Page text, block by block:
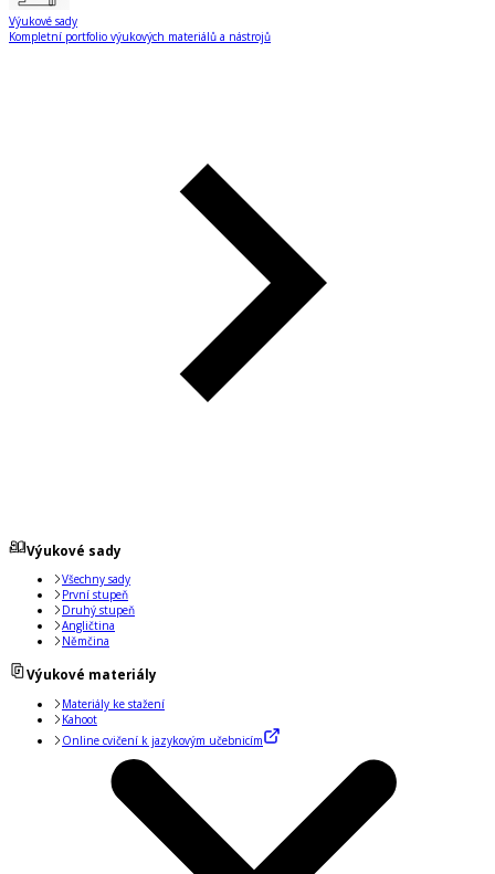
Výukové sady
Kompletní portfolio výukových materiálů a nástrojů
Výukové sady
Všechny sady
První stupeň
Druhý stupeň
Angličtina
Němčina
Výukové materiály
Materiály ke stažení
Kahoot
Online cvičení k jazykovým učebnicím